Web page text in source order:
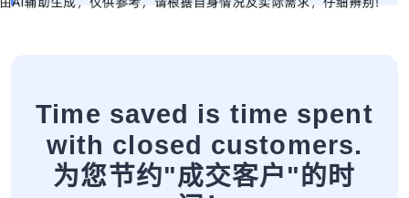
Time saved is time spent
with closed customers.
为您节约"成交客户"的时